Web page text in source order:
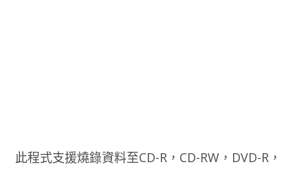
此程式支援燒錄資料至CD-R，CD-RW，DVD-R，